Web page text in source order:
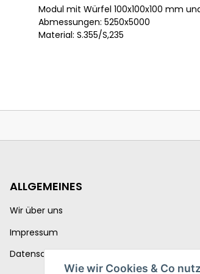
Modul mit Würfel 100x100x100 mm
Abmessungen: 5250x5000
Material: S.355/S,235
ALLGEMEINES
Wir über uns
Impressum
Datenschutzerklärung
Wie wir Cookies & Co